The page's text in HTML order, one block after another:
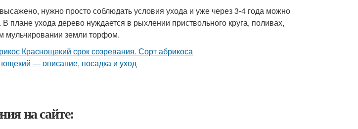
нужно просто соблюдать условия ухода и уже через 3-4 года можно
плане ухода дерево нуждается в рыхлении приствольного круга, поливах,
мульчировании земли торфом.
на сайте: